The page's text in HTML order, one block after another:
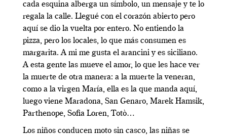
cada esquina alberga un símbolo, un mensaje y te lo
regala la calle. Llegué con el corazón abierto pero
aquí se dio la vuelta por entero. No entiendo la
pizza, pero los locales, lo que más consumen es
margarita. A mi me gusta el arancini y es siciliano.
A esta gente las mueve el amor, lo que les hace ver
la muerte de otra manera: a la muerte la veneran,
como a la virgen María, ella es la que manda aquí,
luego viene Maradona, San Genaro, Marek Hamsik,
Parthenope, Sofia Loren, Totò…
Los niños conducen moto sin casco, las niñas se